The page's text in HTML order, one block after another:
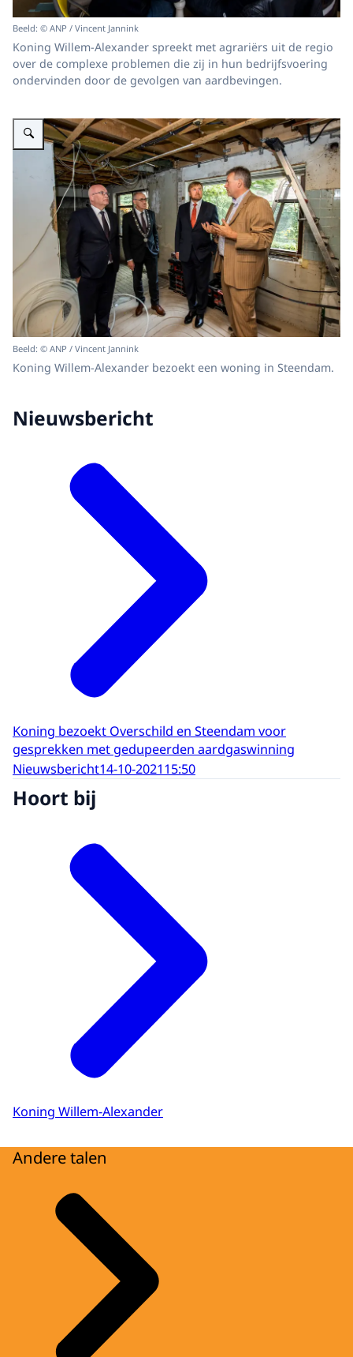
Beeld: © ANP / Vincent Jannink
Koning Willem-Alexander spreekt met agrariërs uit de regio
over de complexe problemen die zij in hun bedrijfsvoering
ondervinden door de gevolgen van aardbevingen.
Vergroot afbeelding Koning Willem-Alexander bezoekt een woning in
Beeld: © ANP / Vincent Jannink
Koning Willem-Alexander bezoekt een woning in Steendam.
Nieuwsbericht
Koning bezoekt Overschild en Steendam voor
gesprekken met gedupeerden aardgaswinning
Nieuwsbericht14-10-202115:50
Hoort bij
Koning Willem-Alexander
Andere talen